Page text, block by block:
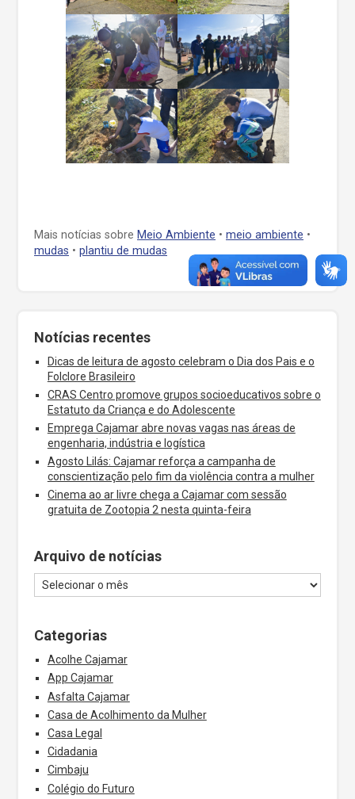
Mais notícias sobre Meio Ambiente • meio ambiente •
mudas • plantiu de mudas
Notícias recentes
Dicas de leitura de agosto celebram o Dia dos Pais e o
Folclore Brasileiro
CRAS Centro promove grupos socioeducativos sobre o
Estatuto da Criança e do Adolescente
Emprega Cajamar abre novas vagas nas áreas de
engenharia, indústria e logística
Agosto Lilás: Cajamar reforça a campanha de
conscientização pelo fim da violência contra a mulher
Cinema ao ar livre chega a Cajamar com sessão
gratuita de Zootopia 2 nesta quinta-feira
Arquivo de notícias
Categorias
Acolhe Cajamar
App Cajamar
Asfalta Cajamar
Casa de Acolhimento da Mulher
Casa Legal
Cidadania
Cimbaju
Colégio do Futuro